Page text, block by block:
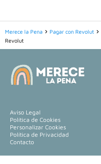
Merece la Pena Pagar con Revolut
Revolut
Aviso Legal
Política de Cookies
Personalizar Cookies
Política de Privacidad
Contacto